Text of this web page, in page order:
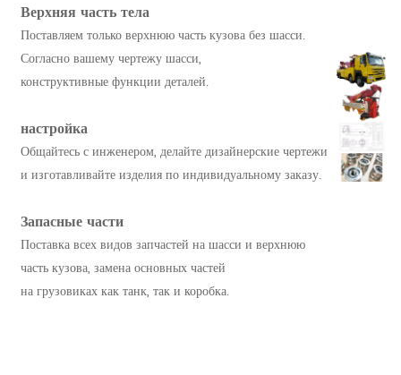
Верхняя часть тела
Поставляем только верхнюю часть кузова без шасси.
Согласно вашему чертежу шасси,
конструктивные функции деталей.
настройка
Общайтесь с инженером, делайте дизайнерские чертежи
и изготавливайте изделия по индивидуальному заказу.
Запасные части
Поставка всех видов запчастей на шасси и верхнюю
часть кузова, замена основных частей
на грузовиках как танк, так и коробка.